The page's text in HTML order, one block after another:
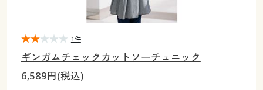
ジュニア・ティーンズ下着
大きいサイズ レディース服
大きいサイズ レディース下着
大きいサイズ メンズ
カタログ
大きいサイズ レディース下着
大きいサイズ メンズ
大きいサイズ 事務・制服
シークレットセール
商品カテゴリ一覧
カタログ
ギンガムチェックカットソーチュニック
6,589円(税込)
1件